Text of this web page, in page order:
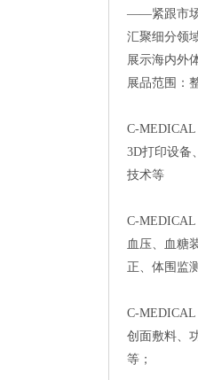
——紧跟市场
汇聚细分领
展示海内外
展品范围：
C-MEDICAL
3D打印设备
技术等
C-MEDICAL
血压、血糖
正、体围监
C-MEDICAL
创面敷料、
等；